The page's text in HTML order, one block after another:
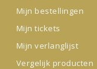
Mijn bestellingen
Mijn tickets
Mijn verlanglijst
Vergelijk producten